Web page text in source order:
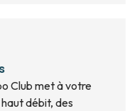
Club met à votre
débit, des